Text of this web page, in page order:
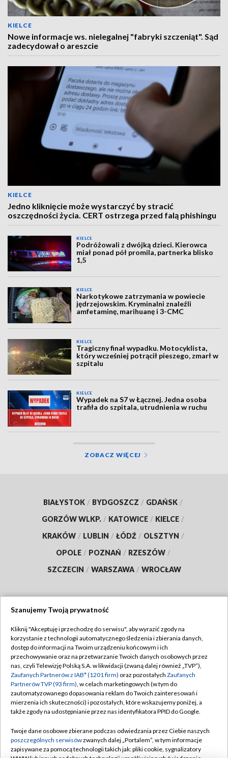
KIELCE
Nowe informacje ws. nielegalnej "fabryki szczeniąt". Sąd
zadecydował o areszcie
KIELCE
Jedno kliknięcie może wystarczyć by stracić
oszczędności życia. CERT ostrzega przed falą phishingu
KIELCE
Podróżowali z dwójką dzieci. Kierowca
miał ponad pół promila, partnerka blisko
1,5
KIELCE
Narkotykowe zatrzymania w powiecie
jędrzejowskim. Kryminalni znaleźli
amfetaminę, marihuanę i 3-CMC
KIELCE
Tragiczny finał wypadku. Motocyklista,
który wcześniej potrącił pieszego, zmarł w
szpitalu
KIELCE
Wypadek na S7 w Łącznej. Jedna osoba
trafiła do szpitala, utrudnienia w ruchu
ZOBACZ WIĘCEJ
BIAŁYSTOK / BYDGOSZCZ / GDAŃSK /
GORZÓW WLKP. / KATOWICE / KIELCE /
KRAKÓW / LUBLIN / ŁÓDŹ / OLSZTYN /
OPOLE / POZNAŃ / RZESZÓW /
SZCZECIN / WARSZAWA / WROCŁAW
TVP
Abonament TVP
Emisja w TVP
Centrum informacji TVP
Naziemna Telewizja Cyfrowa
Rada Programowa
System NOS
Regulamin TVP
Polityka prywatności
Moje zgody
Pomoc
Kontakt
Szanujemy Twoją prywatność
Kliknij "Akceptuję i przechodzę do serwisu", aby wyrazić zgody na
korzystanie z technologii automatycznego śledzenia i zbierania danych,
dostęp do informacji na Twoim urządzeniu końcowym i ich
przechowywanie oraz na przetwarzanie Twoich danych osobowych przez
nas, czyli Telewizję Polską S.A. w likwidacji (zwaną dalej również „TVP”),
Zaufanych Partnerów z IAB* (1201 firm) oraz pozostałych Zaufanych
Partnerów TVP (93 firm), w celach marketingowych (w tym do
zautomatyzowanego dopasowania reklam do Twoich zainteresowań i
mierzenia ich skuteczności) i pozostałych, które wskazujemy poniżej, a
także zgody na udostępnianie przez nas identyfikatora PPID do Google.
Twoje dane osobowe zbierane podczas odwiedzania przez Ciebie naszych
poszczególnych serwisówzwanych dalej „Portalem”, w tym informacje
zapisywane za pomocą technologii takich jak: pliki cookie, sygnalizatory